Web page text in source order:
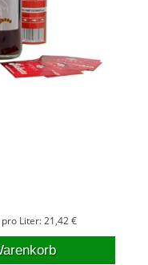
pro Liter:21,42 €